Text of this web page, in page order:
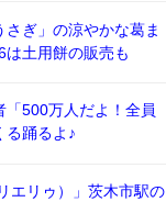
ぎ」の涼やかな葛ま
は土用餅の販売も
500万人だよ！全員
る踊るよ♪
エリゥ）」茨木市駅の